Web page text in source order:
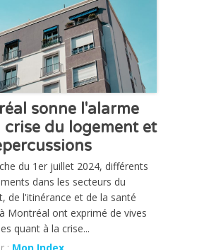
sonne l'alarme
crise du logement et
du 1er juillet 2024, différents
dans les secteurs du
de l'itinérance et de la santé
Montréal ont exprimé de vives
quant à la crise...